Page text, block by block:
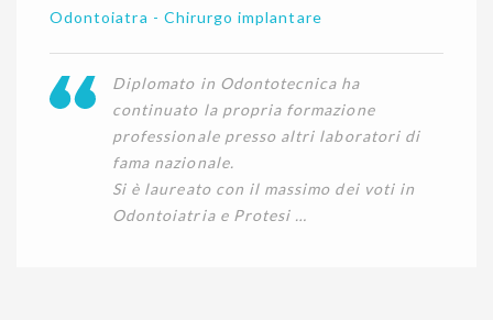
Odontoiatra - Chirurgo implantare
Diplomato in Odontotecnica ha
continuato la propria formazione
professionale presso altri laboratori di
fama nazionale.
Si è laureato con il massimo dei voti in
Odontoiatria e Protesi …